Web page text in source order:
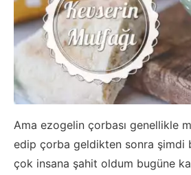
Ama ezogelin çorbası genellikle
edip çorba geldikten sonra şimdi
çok insana şahit oldum bugüne